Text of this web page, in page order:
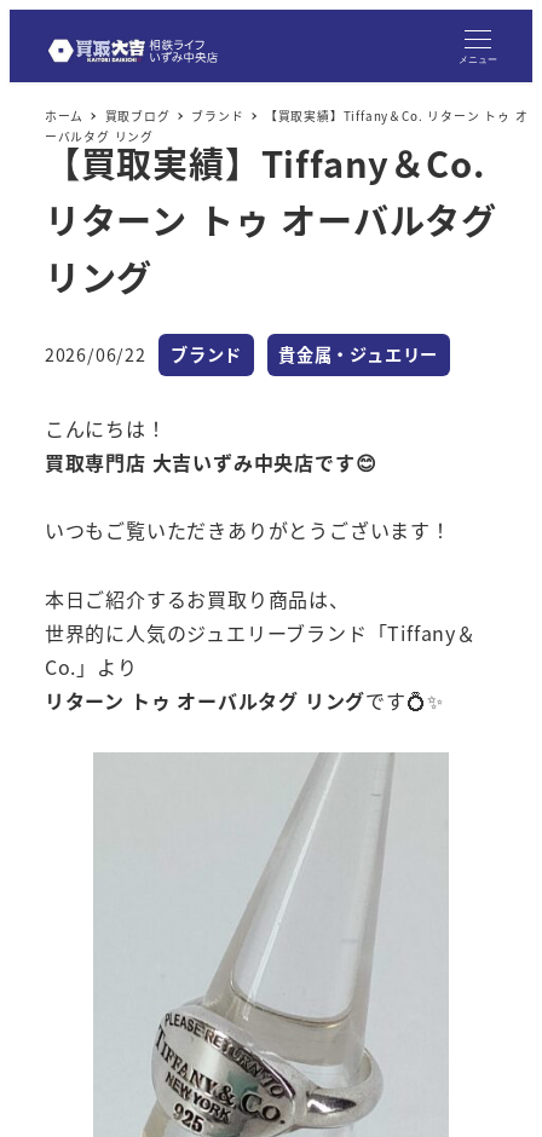
メニュー
ホーム 買取ブログ ブランド
【買取実績】Tiffany＆Co. リターン トゥ オ
ーバルタグ リング
【買取実績】Tiffany＆Co.
リターン トゥ オーバルタグ
リング
投稿日
2026/06/22 カテゴリー
ブランド カテゴリー
貴金属・ジュエリー
こんにちは！
買取専門店 大吉いずみ中央店です😊
いつもご覧いただきありがとうございます！
本日ご紹介するお買取り商品は、
世界的に人気のジュエリーブランド「Tiffany＆
Co.」より
リターン トゥ オーバルタグ リングです💍✨